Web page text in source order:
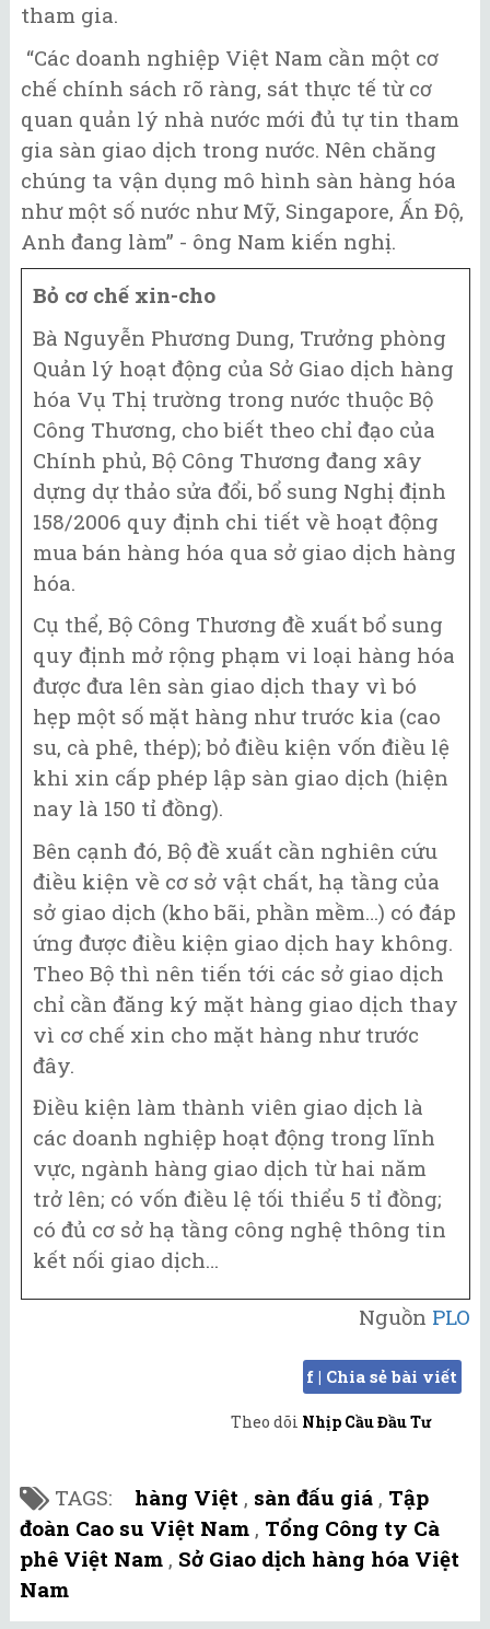
tham gia.
“Các doanh nghiệp Việt Nam cần một cơ
chế chính sách rõ ràng, sát thực tế từ cơ
quan quản lý nhà nước mới đủ tự tin tham
gia sàn giao dịch trong nước. Nên chăng
chúng ta vận dụng mô hình sàn hàng hóa
như một số nước như Mỹ, Singapore, Ấn Độ,
Anh đang làm” - ông Nam kiến nghị.
Bỏ cơ chế xin-cho
Bà Nguyễn Phương Dung, Trưởng phòng
Quản lý hoạt động của Sở Giao dịch hàng
hóa Vụ Thị trường trong nước thuộc Bộ
Công Thương, cho biết theo chỉ đạo của
Chính phủ, Bộ Công Thương đang xây
dựng dự thảo sửa đổi, bổ sung Nghị định
158/2006 quy định chi tiết về hoạt động
mua bán hàng hóa qua sở giao dịch hàng
hóa.
Cụ thể, Bộ Công Thương đề xuất bổ sung
quy định mở rộng phạm vi loại hàng hóa
được đưa lên sàn giao dịch thay vì bó
hẹp một số mặt hàng như trước kia (cao
su, cà phê, thép); bỏ điều kiện vốn điều lệ
khi xin cấp phép lập sàn giao dịch (hiện
nay là 150 tỉ đồng).
Bên cạnh đó, Bộ đề xuất cần nghiên cứu
điều kiện về cơ sở vật chất, hạ tầng của
sở giao dịch (kho bãi, phần mềm…) có đáp
ứng được điều kiện giao dịch hay không.
Theo Bộ thì nên tiến tới các sở giao dịch
chỉ cần đăng ký mặt hàng giao dịch thay
vì cơ chế xin cho mặt hàng như trước
đây.
Điều kiện làm thành viên giao dịch là
các doanh nghiệp hoạt động trong lĩnh
vực, ngành hàng giao dịch từ hai năm
trở lên; có vốn điều lệ tối thiểu 5 tỉ đồng;
có đủ cơ sở hạ tầng công nghệ thông tin
kết nối giao dịch…
Nguồn PLO
f | Chia sẻ bài viết
Theo dõi Nhịp Cầu Đầu Tư
TAGS: hàng Việt , sàn đấu giá , Tập
đoàn Cao su Việt Nam , Tổng Công ty Cà
phê Việt Nam , Sở Giao dịch hàng hóa Việt
Nam